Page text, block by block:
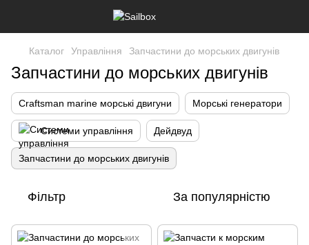
Каталог Управління Запчастини до морських двигунів
Запчастини до морських двигунів
Craftsman marine морські двигуни Морські генератори
Системи управління Дейдвуд
Запчастини до морських двигунів
Фільтр За популярністю